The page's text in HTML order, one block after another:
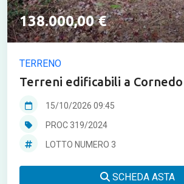
138.000,00 €
TERRENO
Terreni edificabili a
asta
15/10/2026 09:45
PROC 319/2024
LOTTO NUMERO 3
SCHEDA ASTA